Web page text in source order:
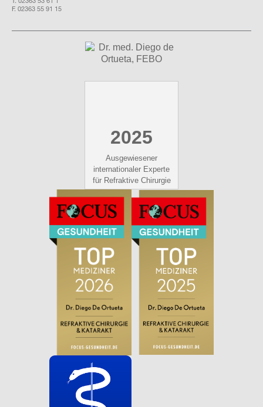
F. 02363 55 91 15
2025
Ausgewiesener
internationaler Experte
für Refraktive Chirurgie